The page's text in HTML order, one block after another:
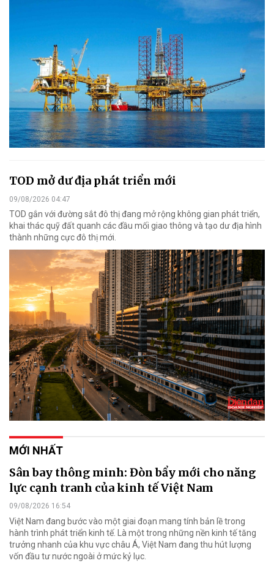
TOD mở dư địa phát triển mới
09/08/2026 04:47
TOD gắn với đường sắt đô thị đang mở rộng không gian phát triển,
khai thác quỹ đất quanh các đầu mối giao thông và tạo dư địa hình
thành những cực đô thị mới.
MỚI NHẤT
Sân bay thông minh: Đòn bẩy mới cho năng
lực cạnh tranh của kinh tế Việt Nam
09/08/2026 16:54
Việt Nam đang bước vào một giai đoạn mang tính bản lề trong
hành trình phát triển kinh tế. Là một trong những nền kinh tế tăng
trưởng nhanh của khu vực châu Á, Việt Nam đang thu hút lượng
vốn đầu tư nước ngoài ở mức kỷ lục.